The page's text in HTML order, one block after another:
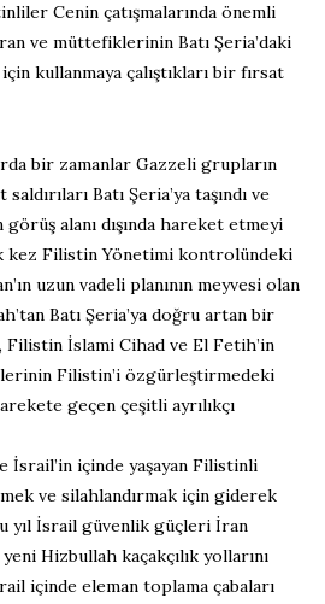
Cenin çatışmalarında önemli
ve müttefiklerinin Batı Şeria’daki
kullanmaya çalıştıkları bir fırsat
bir zamanlar Gazzeli grupların
Batı Şeria’ya taşındı ve
görüş alanı dışında hareket etmeyi
kez Filistin Yönetimi kontrolündeki
uzun vadeli planının meyvesi olan
Batı Şeria’ya doğru artan bir
Filistin İslami Cihad ve El Fetih’in
Filistin’i özgürleştirmedeki
geçen çeşitli ayrılıkçı
İsrail’in içinde yaşayan Filistinli
ve silahlandırmak için giderek
yıl İsrail güvenlik güçleri İran
Hizbullah kaçakçılık yollarını
içinde eleman toplama çabaları